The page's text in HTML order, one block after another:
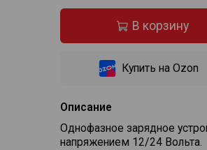
В корзину
Купить на Ozon
Описание
Однофазное зарядное
напряжением 12/24 Вольта.